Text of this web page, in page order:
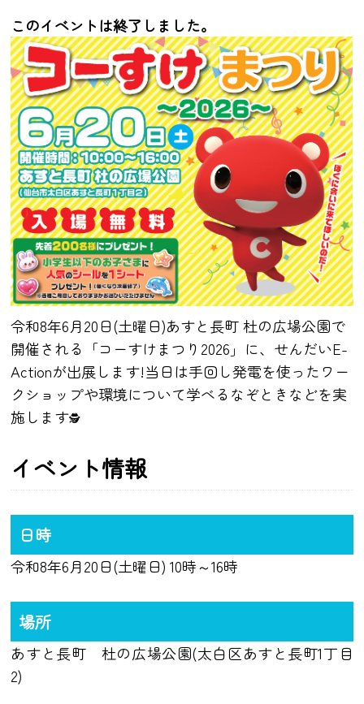
このイベントは終了しました。
令和8年6月20日(土曜日)あすと長町 杜の広場公園で
開催される「コーすけまつり2026」に、せんだいE-
Actionが出展します!当日は手回し発電を使ったワー
クショップや環境について学べるなぞときなどを実
施します🕵
イベント情報
日時
令和8年6月20日(土曜日) 10時～16時
場所
あすと長町 杜の広場公園(太白区あすと長町1丁目
2)